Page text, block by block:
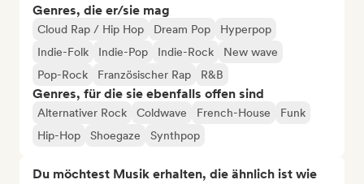
Genres, die er/sie mag
Cloud Rap / Hip Hop Dream Pop
Hyperpop
Indie-Folk
Indie-Pop Indie-Rock
New wave
Pop-Rock
Französischer Rap R&B
Genres, für die sie ebenfalls offen sind
Alternativer Rock Coldwave French-House
Funk
Hip-Hop
Shoegaze Synthpop
Du möchtest Musik erhalten, die ähnlich ist wie